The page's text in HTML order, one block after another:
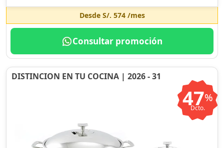
Desde S/. 574/mes
Consultar promoción
DISTINCION EN TU COCINA | 2026 - 31
47%
Dcto.